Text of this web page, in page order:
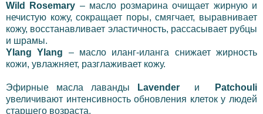
Wild Rosemary – масло розмарина очищает жирную и
нечистую кожу, сокращает поры, смягчает, выравнивает
кожу, восстанавливает эластичность, рассасывает рубцы
и шрамы.
Ylang Ylang – масло иланг-иланга снижает жирность
кожи, увлажняет, разглаживает кожу.
Эфирные масла лаванды Lavenderи
Patchouli
увеличивают интенсивность обновления клеток у людей
старшего возраста.